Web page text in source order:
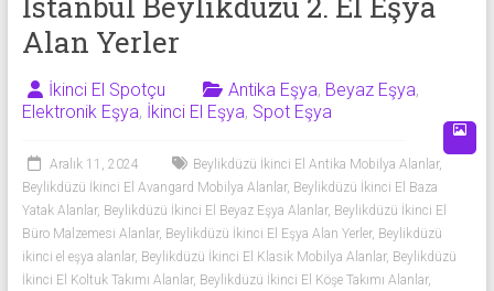
Alanlar
|
Mobilya
|
Beyaz
Eşya
İkinci
Alan Yerler
İkinci El Spotçu Antika Eşya, Beyaz Eşya,
Elektronik Eşya, İkinci El Eşya, Spot Eşya
Aralık 11, 2024 Beylikdüzü İkinci El Antika Mobilya Alanlar,
Beylikdüzü İkinci El Avangard Mobilya Alanlar, Beylikdüzü İkinci El Baza
Yatak Alanlar, Beylikdüzü İkinci El Beyaz Eşya Alanlar, Beylikdüzü İkinci El
Büro Malzemesi Alanlar, Beylikdüzü İkinci El Eşya Alan Yerler, Beylikdüzü
ikinci el eşya alanlar, Beylikdüzü İkinci El Klasik Mobilya Alanlar, Beylikdüzü
İkinci El Koltuk Takımı Alanlar, Beylikdüzü İkinci El Köşe Takımı Alanlar,